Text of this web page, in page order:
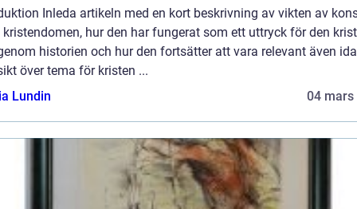
Inleda artikeln med en kort beskrivning av vikten av
hur den har fungerat som ett uttryck för den
historien och hur den fortsätter att vara relevant även
över tema för kristen ...
Lundin
04 mars